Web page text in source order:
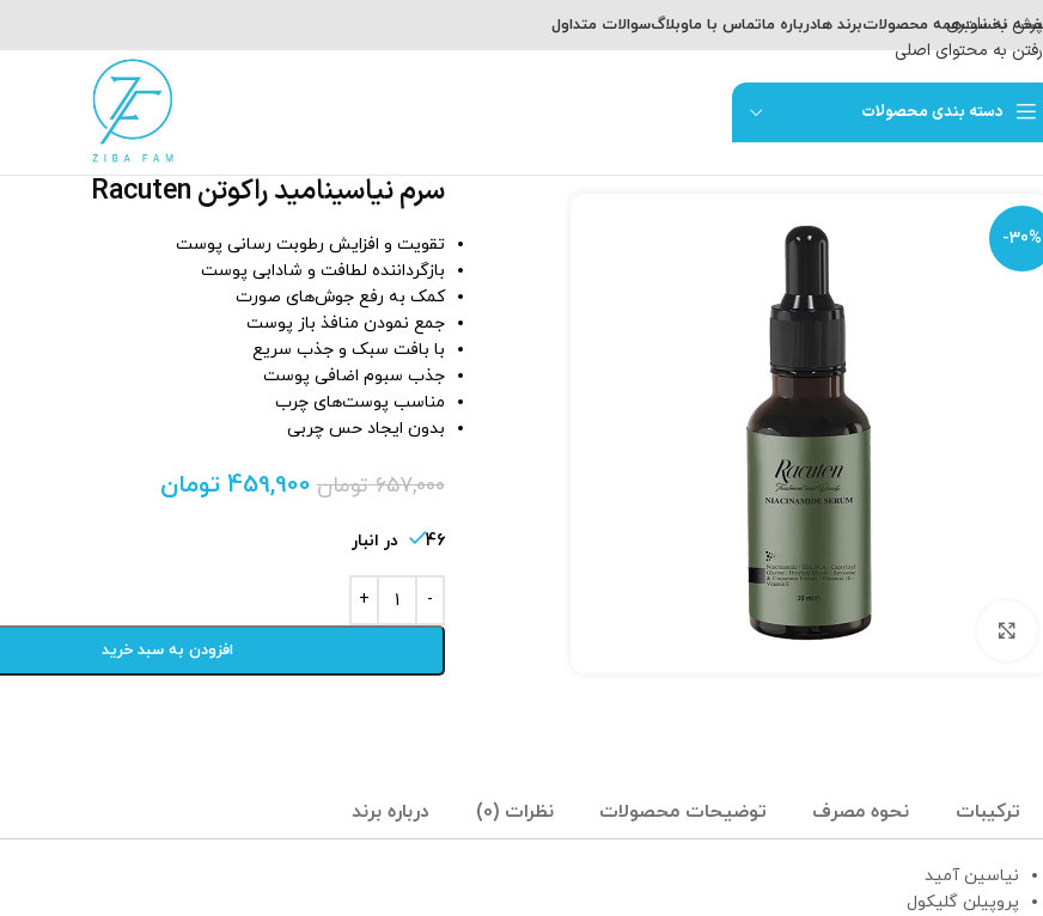
پرش به ناوبری
رفتن به محتوای اصلی
نخستهمه محصولاتبرند هادرباره ماتماس با ماوبلاگسوالات متداول
دسته بندی محصولات
-30%
برای بزرگنمایی کلیک کنید
سرم نیاسینامید راکوتن Racuten
تقویت و افزایش رطوبت رسانی پوست
بازگرداننده لطافت و شادابی پوست
کمک به رفع جوش‌های صورت
جمع نمودن منافذ باز پوست
با بافت سبک و جذب سریع
جذب سبوم اضافی پوست
مناسب پوست‎‌های چرب
بدون ایجاد حس چربی
657,000 تومان 459,900 تومان
46 در انبار
افزودن به سبد خرید
ترکیبات نحوه مصرف توضیحات محصولات نظرات (0) درباره برند
نیاسین آمید
پروپیلن گلیکول